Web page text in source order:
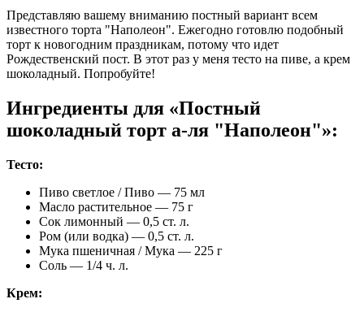
Представляю вашему вниманию постный вариант всем
известного торта "Наполеон". Ежегодно готовлю подобный
торт к новогодним праздникам, потому что идет
Рождественский пост. В этот раз у меня тесто на пиве, а крем
шоколадный. Попробуйте!
Ингредиенты для «Постный
шоколадный торт а-ля "Наполеон"»:
Тесто:
Пиво светлое / Пиво — 75 мл
Масло растительное — 75 г
Сок лимонный — 0,5 ст. л.
Ром (или водка) — 0,5 ст. л.
Мука пшеничная / Мука — 225 г
Соль — 1/4 ч. л.
Крем: